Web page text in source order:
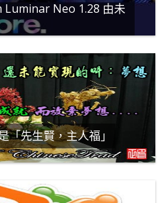
Luminar Neo 1.28 由未
「先生賢，主人福」